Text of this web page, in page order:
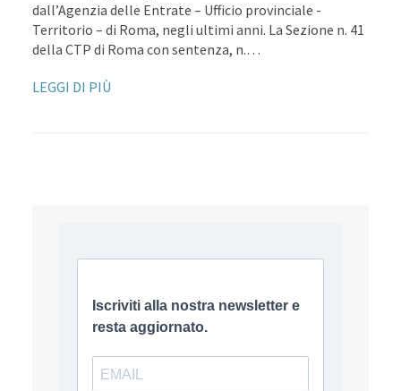
dall’Agenzia delle Entrate – Ufficio provinciale -
Territorio – di Roma, negli ultimi anni. La Sezione n. 41
della CTP di Roma con sentenza, n.…
LEGGI DI PIÙ